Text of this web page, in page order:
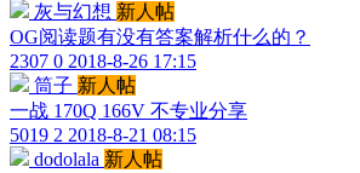
灰与幻想 新人帖
OG阅读题有没有答案解析什么的？
2307 0 2018-8-26 17:15
筒子 新人帖
一战 170Q 166V 不专业分享
5019 2 2018-8-21 08:15
dodolala 新人帖